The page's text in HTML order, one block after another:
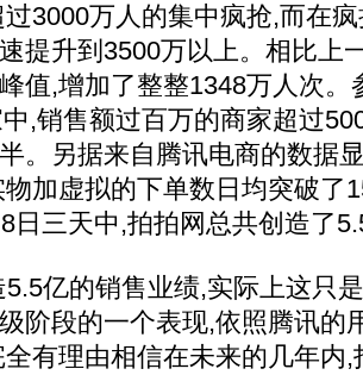
3000万人的集中疯抢,而在
提升到3500万以上。相比上
值,增加了整整1348万人次。
,销售额过百万的商家超过
。另据来自腾讯电商的数据
加虚拟的下单数日均突破了
日三天中,拍拍网总共创造了
亿的销售业绩,实际上这只
阶段的一个表现,依照腾讯的
有理由相信在未来的几年内